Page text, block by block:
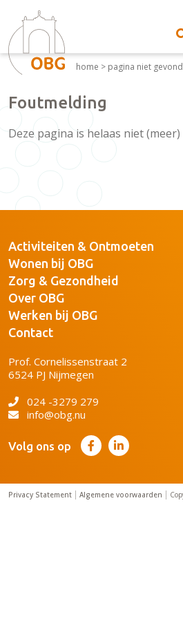
home > pagina niet
Foutmelding
Deze pagina is helaas niet
Activiteiten & Ontmoeten
Wonen bij OBG
Zorg & Gezondheid
Over OBG
Werken bij OBG
Contact
Prof. Cornelissenstraat 2
6524 PJ Nijmegen
024 -3279 279
info@obg.nu
Volg ons op
Privacy Statement Algemene voorwaarden